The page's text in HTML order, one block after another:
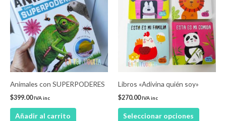
Animales con SUPERPODERES
$399.00IVA inc
Añadir al carrito
Libros «Adivina quién soy»
$270.00IVA inc
Seleccionar opciones
tiene
Las
se
en